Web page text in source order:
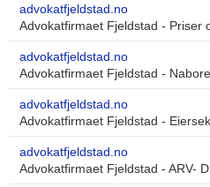
advokatfjeldstad.no
Advokatfirmaet Fjeldstad - Priser
advokatfjeldstad.no
Advokatfirmaet Fjeldstad -
advokatfjeldstad.no
Advokatfirmaet Fjeldstad -
advokatfjeldstad.no
Advokatfirmaet Fjeldstad - ARV-